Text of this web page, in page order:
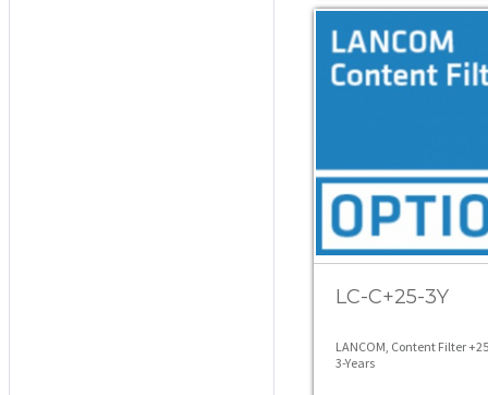
LC-C+25-3Y
LANCOM, Content Filter
3-Years